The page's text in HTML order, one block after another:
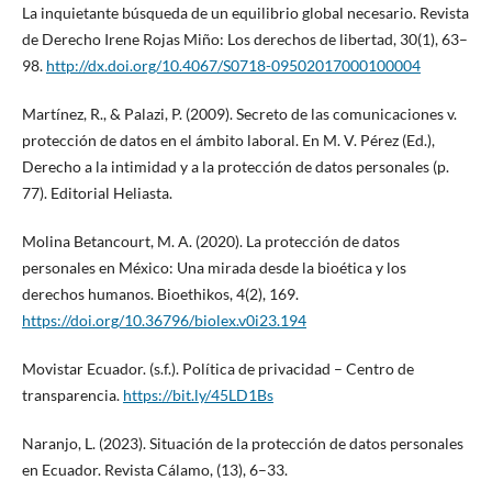
La inquietante búsqueda de un equilibrio global necesario. Revista
de Derecho Irene Rojas Miño: Los derechos de libertad, 30(1), 63–
98. http://dx.doi.org/10.4067/S0718-09502017000100004
Martínez, R., & Palazi, P. (2009). Secreto de las comunicaciones v.
protección de datos en el ámbito laboral. En M. V. Pérez (Ed.),
Derecho a la intimidad y a la protección de datos personales (p.
77). Editorial Heliasta.
Molina Betancourt, M. A. (2020). La protección de datos
personales en México: Una mirada desde la bioética y los
derechos humanos. Bioethikos, 4(2), 169.
https://doi.org/10.36796/biolex.v0i23.194
Movistar Ecuador. (s.f.). Política de privacidad – Centro de
transparencia. https://bit.ly/45LD1Bs
Naranjo, L. (2023). Situación de la protección de datos personales
en Ecuador. Revista Cálamo, (13), 6–33.